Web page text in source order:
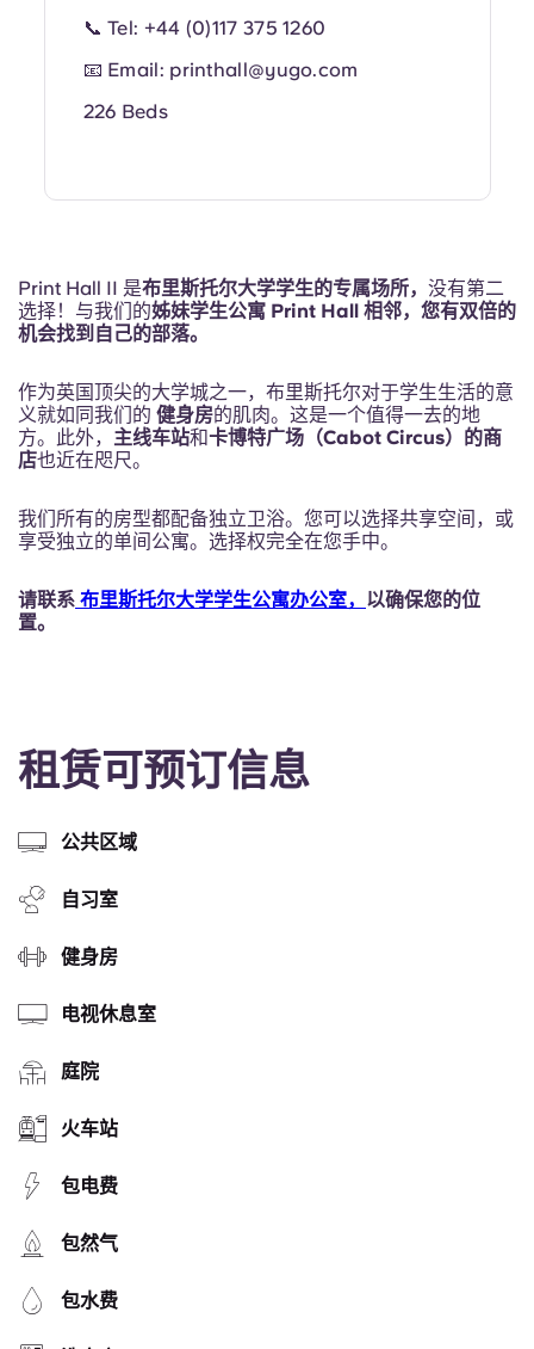
Print Hall II 是布里斯托尔大学学生的专属场所， 没有第二
选择！与我们的姊妹学生公寓 Print Hall 相邻，您有双倍的
机会找到自己的部落。
作为英国顶尖的大学城之一，布里斯托尔对于学生生活的意
义就如同我们的 健身房的肌肉。这是一个值得一去的地
方。此外， 主线车站和卡博特广场（Cabot Circus）的商
店也近在咫尺。
我们所有的房型都配备独立卫浴。您可以选择共享空间，或
享受独立的单间公寓。选择权完全在您手中。
请联系 布里斯托尔大学学生公寓办公室， 以确保您的位
置。
租赁可预订信息
公共区域
自习室
健身房
电视休息室
庭院
火车站
包电费
包然气
包水费
📞 Tel: +44 (0)117 375 1260
📧 Email: printhall@yugo.com
226 Beds